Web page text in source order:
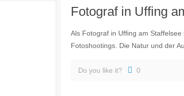
Fotograf in Uffing
Als Fotograf in Uffing am
Fotoshootings. Die Natur und der
Do you like it? 0